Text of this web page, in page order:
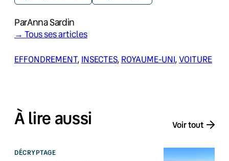
ParAnna Sardin
→ Tous ses articles
EFFONDREMENT, INSECTES, ROYAUME-UNI, VOITURE
À lire aussi Voir tout
DÉCRYPTAGE